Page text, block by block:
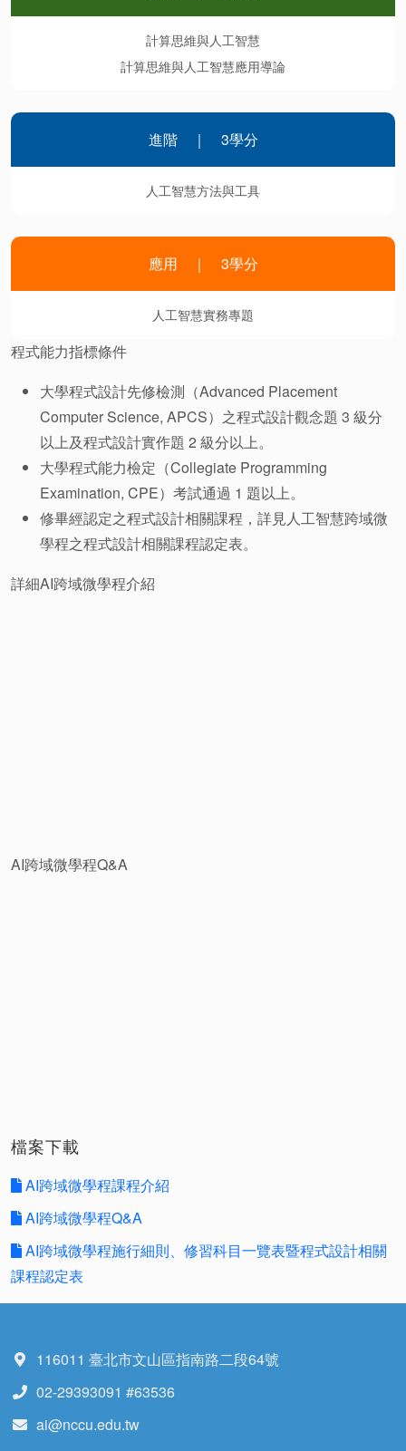
計算思維與人工智慧
計算思維與人工智慧應用導論
進階 ｜ 3學分
人工智慧方法與工具
應用 ｜ 3學分
人工智慧實務專題
程式能力指標條件
大學程式設計先修檢測（Advanced Placement
Computer Science, APCS）之程式設計觀念題 3 級分
以上及程式設計實作題 2 級分以上。
大學程式能力檢定（Collegiate Programming
Examination, CPE）考試通過 1 題以上。
修畢經認定之程式設計相關課程，詳見人工智慧跨域微
學程之程式設計相關課程認定表。
詳細AI跨域微學程介紹
AI跨域微學程Q&A
檔案下載
AI跨域微學程課程介紹
AI跨域微學程Q&A
AI跨域微學程施行細則、修習科目一覽表暨程式設計相關
課程認定表
116011 臺北市文山區指南路二段64號
02-29393091 #63536
ai@nccu.edu.tw